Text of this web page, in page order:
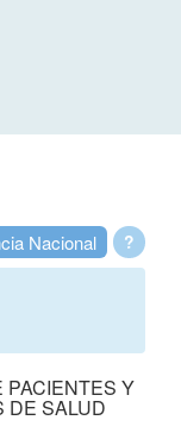
?
Nacional
PACIENTES Y
DE SALUD